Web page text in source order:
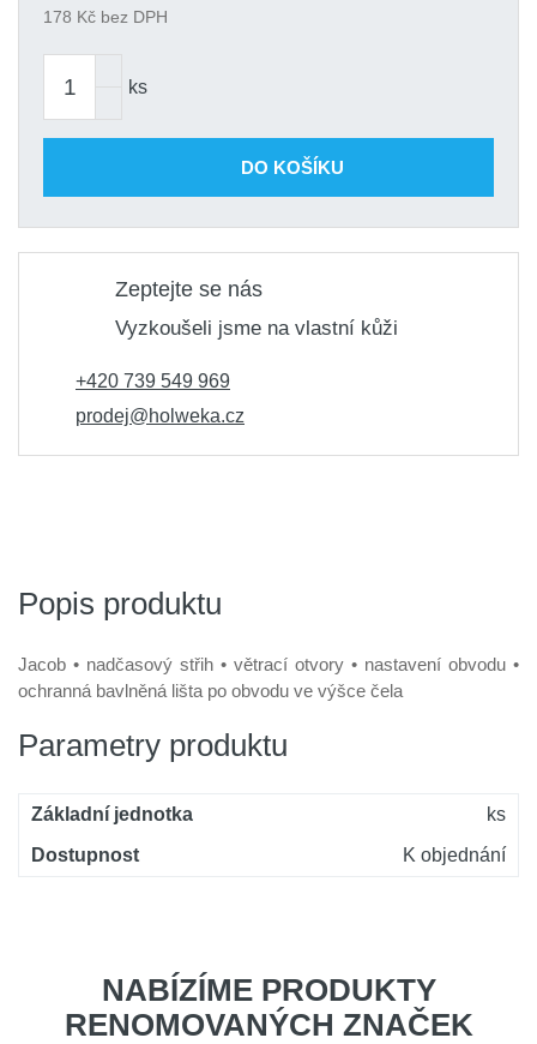
178 Kč bez DPH
ks
DO KOŠÍKU
Zeptejte se nás
Vyzkoušeli jsme na vlastní kůži
+420 739 549 969
prodej@holweka.cz
Popis produktu
Jacob • nadčasový střih • větrací otvory • nastavení obvodu •
ochranná bavlněná lišta po obvodu ve výšce čela
Parametry produktu
Základní jednotka
ks
Dostupnost
K objednání
NABÍZÍME PRODUKTY
RENOMOVANÝCH ZNAČEK